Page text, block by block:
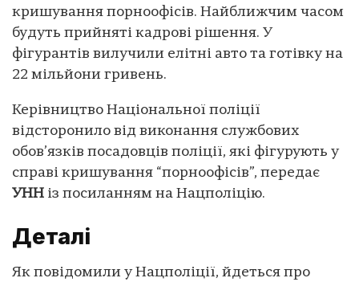
кришування порноофісів. Найближчим часом
будуть прийняті кадрові рішення. У
фігурантів вилучили елітні авто та готівку на
22 мільйони гривень.
Керівництво Національної поліції
відсторонило від виконання службових
обов’язків посадовців поліції, які фігурують у
справі кришування “порноофісів”, передає
УНН із посиланням на Нацполіцію.
Деталі
Як повідомили у Нацполіції, йдеться про